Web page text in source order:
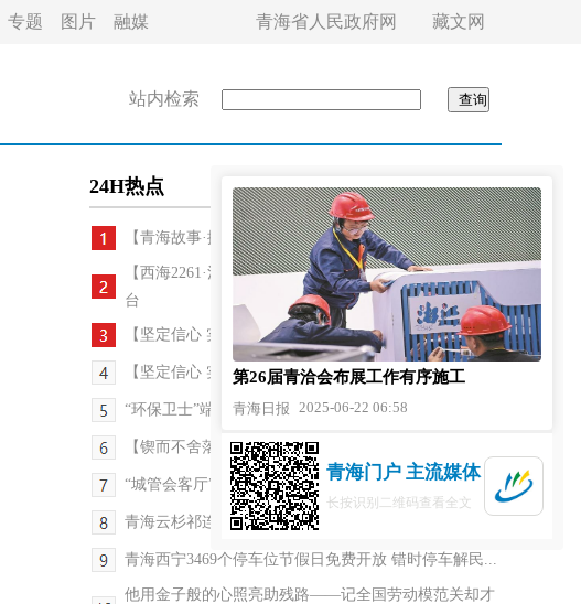
专题 图片 融媒 青海省人民政府网 藏文网
站内检索
24H热点
【青海故事·探班三百六十行】精美的石头会唱歌
【西海2261·河湟文化大集】雪域歌舞点燃河湟文化舞
台
【坚定信心 实干争先 深入学习贯彻习近平总书记考...
【坚定信心 实干争先 深入学习贯彻习近平总书记考...
“环保卫士”端主加：俯身拾荒者 昂首护绿人
【锲而不舍落实中央八项规定精神】三级包联直通田...
“城管会客厅”的西宁温度
青海云杉祁连圆柏太空种子在大通开始培育
青海西宁3469个停车位节假日免费开放 错时停车解民...
他用金子般的心照亮助残路——记全国劳动模范关却才
第26届青洽会布展工作有序施工
青海日报 2025-06-22 06:58
青海门户 主流媒体
长按识别二维码查看全文